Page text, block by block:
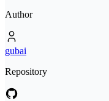
Author
gubai
Repository